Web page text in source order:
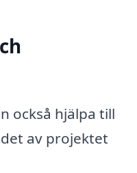
också hjälpa till
av projektet